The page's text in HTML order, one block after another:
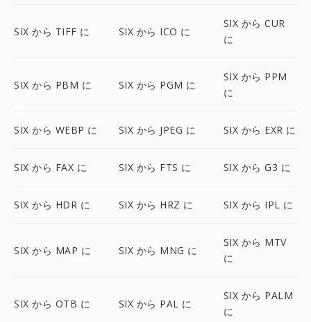
SIX から TIFF に SIX から ICO に
SIX から CUR
に
SIX から PBM に SIX から PGM に
SIX から PPM
に
SIX から WEBP に SIX から JPEG に SIX から EXR に
SIX から FAX に SIX から FTS に SIX から G3 に
SIX から HDR に SIX から HRZ に SIX から IPL に
SIX から MAP に SIX から MNG に
SIX から MTV
に
SIX から OTB に SIX から PAL に
SIX から PALM
に